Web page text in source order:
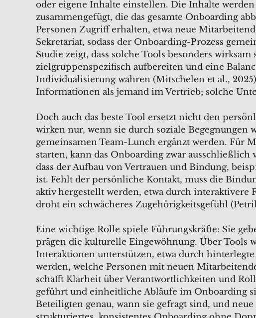
oder eigene Inhalte einstellen. Die Inhalte
zusammengefügt, die das gesamte Onboarding
Personen Zugriff erhalten, etwa neue
Sekretariat, sodass der Onboarding-Prozess
Studie zeigt, dass solche Tools besonders
zielgruppenspezifisch aufbereiten und eine
Individualisierung wahren (Mitschelen et al.,
Informationen als jemand im Vertrieb; solche
Doch auch das beste Tool ersetzt nicht den
wirken nur, wenn sie durch soziale
gemeinsamen Team-Lunch ergänzt werden. Für
starten, kann das Onboarding zwar
dass der Aufbau von Vertrauen und Bindung,
ist. Fehlt der persönliche Kontakt, muss die
aktiv hergestellt werden, etwa durch interaktivere
droht ein schwächeres Zugehörigkeitsgefühl
Eine wichtige Rolle spiele Führungskräfte: Sie
prägen die kulturelle Eingewöhnung. Über Tools
Interaktionen unterstützen, etwa durch
werden, welche Personen mit neuen
schafft Klarheit über Verantwortlichkeiten und
geführt und einheitliche Abläufe im Onboarding
Beteiligten genau, wann sie gefragt sind, und